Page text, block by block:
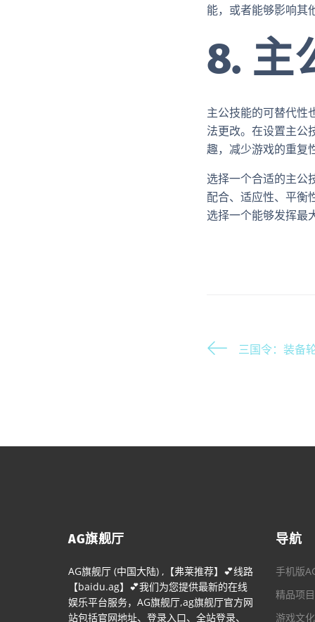
能，或者能够影响其
8. 主
主公技能的可替代性
法更改。在设置主公
趣，减少游戏的重复
选择一个合适的主公
配合、适应性、平衡
选择一个能够发挥最
三国令：装备
AG旗舰厅
AG旗舰厅 (中国大陆) ,【弗莱推荐】💕线路
【baidu.ag】💕我们为您提供最新的在线
娱乐平台服务，AG旗舰厅,ag旗舰厅官方网
站包括官网地址、登录入口、全站登录、
导航
手机版
精品项目
游戏文化